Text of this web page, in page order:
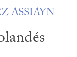
ASSIAYN